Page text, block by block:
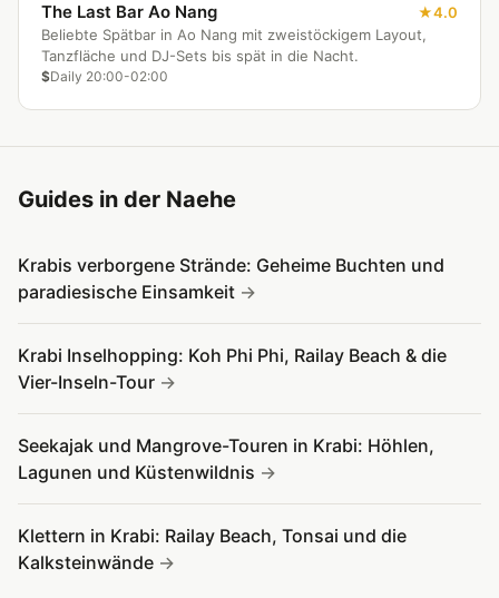
The Last Bar Ao Nang
4.0
Beliebte Spätbar in Ao Nang mit zweistöckigem Layout,
Tanzfläche und DJ-Sets bis spät in die Nacht.
$Daily 20:00-02:00
Guides in der Naehe
Krabis verborgene Strände: Geheime Buchten und
paradiesische Einsamkeit
Krabi Inselhopping: Koh Phi Phi, Railay Beach & die
Vier-Inseln-Tour
Seekajak und Mangrove-Touren in Krabi: Höhlen,
Lagunen und Küstenwildnis
Klettern in Krabi: Railay Beach, Tonsai und die
Kalksteinwände